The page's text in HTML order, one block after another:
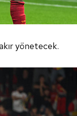
yönetecek.